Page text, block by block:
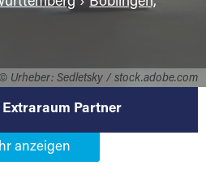
© Urheber: Sedletsky / stock.adobe.com
Extraraum Partner
Partner in